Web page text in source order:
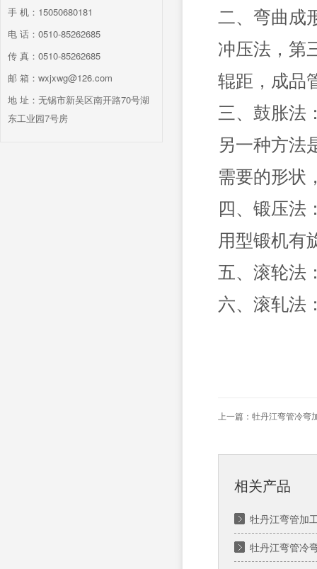
手 机：15050680181
电 话：0510-85262685
传 真：0510-85262685
邮 箱：wxjxwg@126.com
地 址：无锡市新吴区南开路70号湖
东工业园7号房
二、弯曲成
冲压法，第
辊距，成品
三、鼓胀法
另一种方法
需要的形状
四、锻压法
用型锻机
五、滚轮法
六、滚轧法
上一篇： 牡丹江弯管冷弯
相关产品
牡丹江弯管加
牡丹江弯管冷